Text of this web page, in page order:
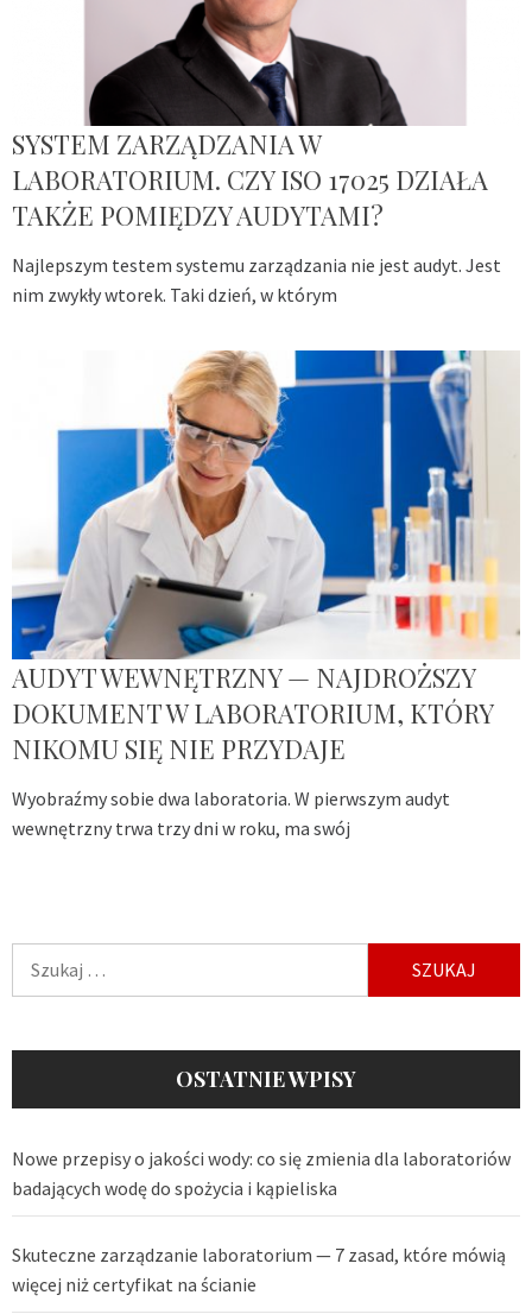
SYSTEM ZARZĄDZANIA W
LABORATORIUM. CZY ISO 17025 DZIAŁA
TAKŻE POMIĘDZY AUDYTAMI?
Najlepszym testem systemu zarządzania nie jest audyt. Jest
nim zwykły wtorek. Taki dzień, w którym
AUDYT WEWNĘTRZNY — NAJDROŻSZY
DOKUMENT W LABORATORIUM, KTÓRY
NIKOMU SIĘ NIE PRZYDAJE
Wyobraźmy sobie dwa laboratoria. W pierwszym audyt
wewnętrzny trwa trzy dni w roku, ma swój
OSTATNIE WPISY
Nowe przepisy o jakości wody: co się zmienia dla laboratoriów
badających wodę do spożycia i kąpieliska
Skuteczne zarządzanie laboratorium — 7 zasad, które mówią
więcej niż certyfikat na ścianie